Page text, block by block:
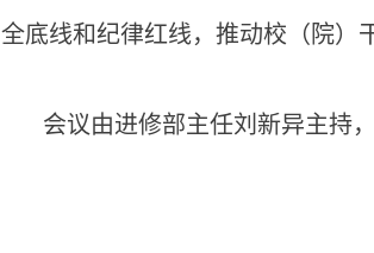
全底线和纪律红线，推动校（院）
会议由进修部主任刘新异主持